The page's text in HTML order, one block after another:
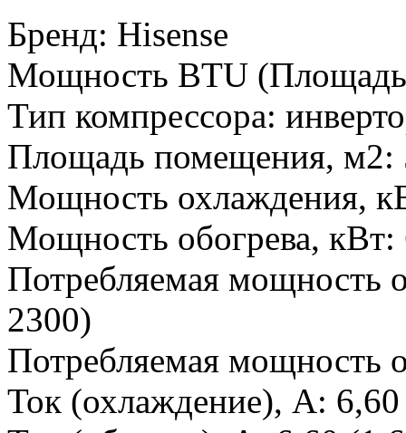
Бренд: Hisense
Мощность BTU
Тип компрессора:
Площадь помещения, м2:
Мощность охлаждения,
Мощность обогрева, кВт:
Потребляемая мощность
2300)
Потребляемая мощность
Ток (охлаждение), А: